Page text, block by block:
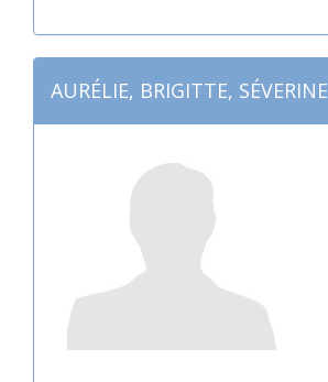
AURÉLIE, BRIGITTE, SÉVERINE